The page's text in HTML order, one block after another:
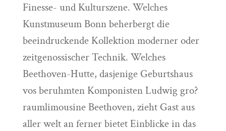
Finesse- und Kulturszene. Welches
Kunstmuseum Bonn beherbergt die
beeindruckende Kollektion moderner oder
zeitgenossischer Technik. Welches
Beethoven-Hutte, dasjenige Geburtshaus
vos beruhmten Komponisten Ludwig gro?
raumlimousine Beethoven, zieht Gast aus
aller welt an ferner bietet Einblicke in das